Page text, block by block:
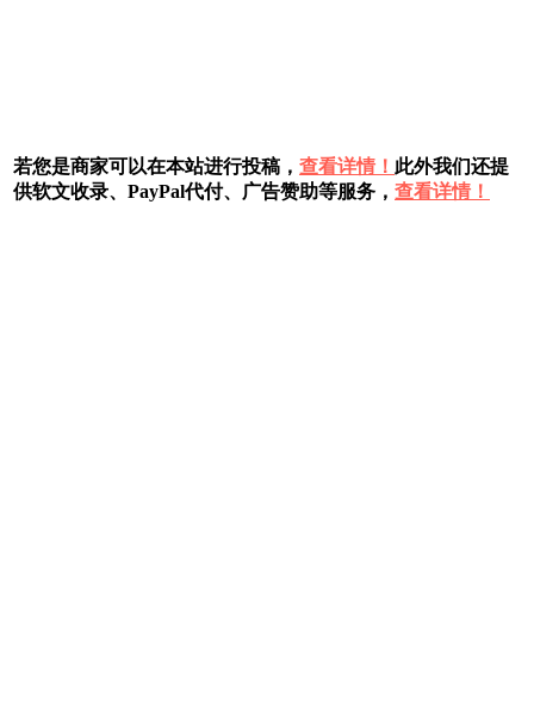
若您是商家可以在本站进行投稿， 查看详情！ 此外我们还提
供软文收录、PayPal代付、广告赞助等服务， 查看详情！